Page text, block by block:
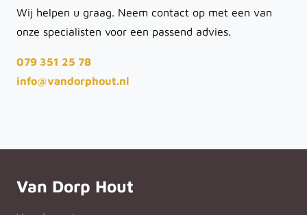
Wij helpen u graag. Neem contact op met een van
onze specialisten voor een passend advies.
079 351 25 78
info@vandorphout.nl
Van Dorp Hout